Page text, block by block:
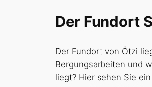
Der Fundort
Der Fundort von Ötzi
Bergungsarbeiten und
liegt? Hier sehen Sie